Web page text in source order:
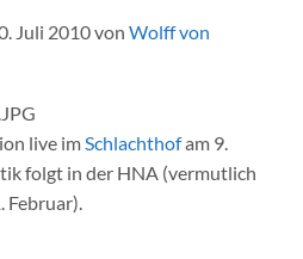
Juli 2010 von Wolff von
live imSchlachthofam 9.
folgt in der HNA (vermutlich
Februar).